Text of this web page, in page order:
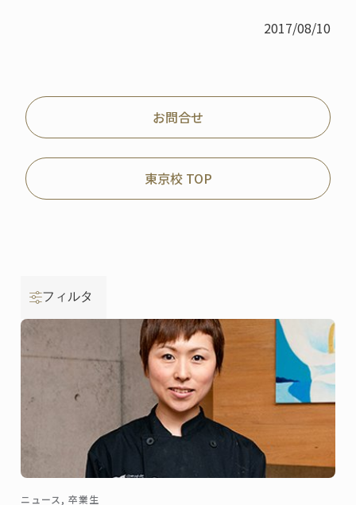
2017/08/10
お問合せ
東京校 TOP
フィルタ
ニュース, 卒業生